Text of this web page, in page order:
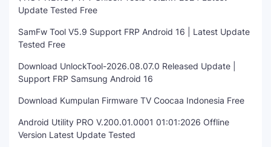
Update Tested Free
SamFw Tool V5.9 Support FRP Android 16 | Latest Update
Tested Free
Download UnlockTool-2026.08.07.0 Released Update |
Support FRP Samsung Android 16
Download Kumpulan Firmware TV Coocaa Indonesia Free
Android Utility PRO V.200.01.0001 01:01:2026 Offline
Version Latest Update Tested